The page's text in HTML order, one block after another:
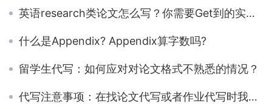
英语research类论文怎么写？你需要Get到的实用Research写作技巧
什么是Appendix? Appendix算字数吗?
留学生代写：如何应对对论文格式不熟悉的情况？
代写注意事项：在找论文代写或者作业代写时我们需要注意什么？